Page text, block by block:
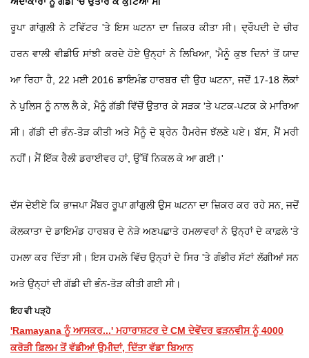
ਰੂਪਾ ਗਾਂਗੁਲੀ ਨੇ ਟਵਿੱਟਰ 'ਤੇ ਇਸ ਘਟਨਾ ਦਾ ਜ਼ਿਕਰ ਕੀਤਾ ਸੀ। ਦ੍ਰੌਪਦੀ ਦੇ ਚੀਰ
ਹਰਨ ਵਾਲੀ ਵੀਡੀਓ ਸਾਂਝੀ ਕਰਦੇ ਹੋਏ ਉਨ੍ਹਾਂ ਨੇ ਲਿਖਿਆ, 'ਮੈਨੂੰ ਕੁਝ ਦਿਨਾਂ ਤੋਂ ਯਾਦ
ਆ ਰਿਹਾ ਹੈ, 22 ਮਈ 2016 ਡਾਇਮੰਡ ਹਾਰਬਰ ਦੀ ਉਹ ਘਟਨਾ, ਜਦੋਂ 17-18 ਲੋਕਾਂ
ਨੇ ਪੁਲਿਸ ਨੂੰ ਨਾਲ ਲੈ ਕੇ, ਮੈਨੂੰ ਗੱਡੀ ਵਿੱਚੋਂ ਉਤਾਰ ਕੇ ਸੜਕ 'ਤੇ ਪਟਕ-ਪਟਕ ਕੇ ਮਾਰਿਆ
ਸੀ। ਗੱਡੀ ਦੀ ਭੰਨ-ਤੋੜ ਕੀਤੀ ਅਤੇ ਮੈਨੂੰ ਦੋ ਬ੍ਰੇਨ ਹੈਮਰੇਜ ਝੱਲਣੇ ਪਏ। ਬੱਸ, ਮੈਂ ਮਰੀ
ਨਹੀਂ। ਮੈਂ ਇੱਕ ਰੈਲੀ ਡਰਾਈਵਰ ਹਾਂ, ਉੱਥੋਂ ਨਿਕਲ ਕੇ ਆ ਗਈ।'
ਦੱਸ ਦੇਈਏ ਕਿ ਭਾਜਪਾ ਮੈਂਬਰ ਰੂਪਾ ਗਾਂਗੁਲੀ ਉਸ ਘਟਨਾ ਦਾ ਜ਼ਿਕਰ ਕਰ ਰਹੇ ਸਨ, ਜਦੋਂ
ਕੋਲਕਾਤਾ ਦੇ ਡਾਇਮੰਡ ਹਾਰਬਰ ਦੇ ਨੇੜੇ ਅਣਪਛਾਤੇ ਹਮਲਾਵਰਾਂ ਨੇ ਉਨ੍ਹਾਂ ਦੇ ਕਾਫ਼ਲੇ 'ਤੇ
ਹਮਲਾ ਕਰ ਦਿੱਤਾ ਸੀ। ਇਸ ਹਮਲੇ ਵਿੱਚ ਉਨ੍ਹਾਂ ਦੇ ਸਿਰ 'ਤੇ ਗੰਭੀਰ ਸੱਟਾਂ ਲੱਗੀਆਂ ਸਨ
ਅਤੇ ਉਨ੍ਹਾਂ ਦੀ ਗੱਡੀ ਦੀ ਭੰਨ-ਤੋੜ ਕੀਤੀ ਗਈ ਸੀ।
ਇਹ ਵੀ ਪੜ੍ਹੋ
'Ramayana ਨੂੰ ਆਸਕਰ...' ਮਹਾਰਾਸ਼ਟਰ ਦੇ CM ਦੇਵੇਂਦਰ ਫੜਨਵੀਸ ਨੂੰ 4000
ਕਰੋੜੀ ਫ਼ਿਲਮ ਤੋਂ ਵੱਡੀਆਂ ਉਮੀਦਾਂ, ਦਿੱਤਾ ਵੱਡਾ ਬਿਆਨ